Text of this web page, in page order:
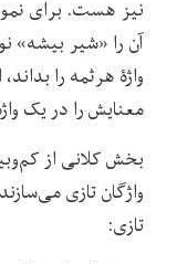
نیز هست. برای
آن را «شیر بیشه»
واژۀ هرثمه را
معنایش را در یک
واژگان تازی
تازی: